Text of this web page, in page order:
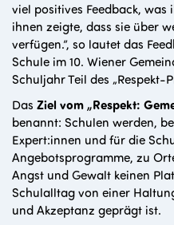
viel positives Feedback,
ihnen zeigte, dass sie über
verfügen.”, so lautet das
Schule im 10. Wiener
Schuljahr Teil des „Respekt-
Das Ziel vom „Respekt:
benannt: Schulen werden,
Expert:innen und für die
Angebotsprogramme, zu
Angst und Gewalt keinen
Schulalltag von einer
und Akzeptanz geprägt ist.